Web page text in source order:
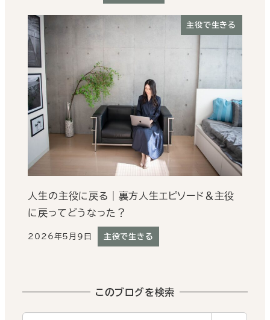
主役で生きる
人生の主役に戻る｜裏方人生エピソード＆主役
に戻ってどうなった？
2026年5月9日 主役で生きる
このブログを検索